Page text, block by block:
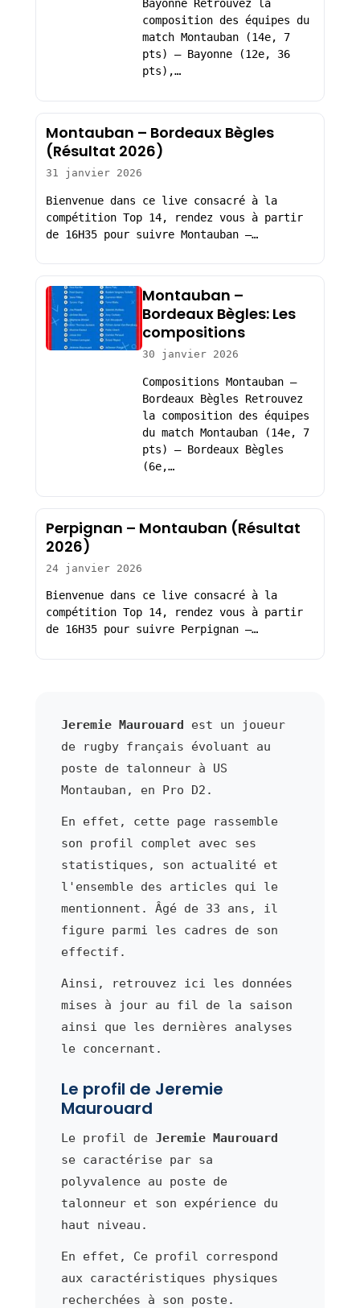
Bayonne Retrouvez la
composition des équipes du
match Montauban (14e, 7
pts) – Bayonne (12e, 36
pts),…
Montauban – Bordeaux Bègles
(Résultat 2026)
31 janvier 2026
Bienvenue dans ce live consacré à la
compétition Top 14, rendez vous à partir
de 16H35 pour suivre Montauban –…
Montauban –
Bordeaux Bègles: Les
compositions
30 janvier 2026
Compositions Montauban –
Bordeaux Bègles Retrouvez
la composition des équipes
du match Montauban (14e, 7
pts) – Bordeaux Bègles
(6e,…
Perpignan – Montauban (Résultat
2026)
24 janvier 2026
Bienvenue dans ce live consacré à la
compétition Top 14, rendez vous à partir
de 16H35 pour suivre Perpignan –…
Jeremie Maurouard est un joueur
de rugby français évoluant au
poste de talonneur à US
Montauban, en Pro D2.
En effet, cette page rassemble
son profil complet avec ses
statistiques, son actualité et
l'ensemble des articles qui le
mentionnent. Âgé de 33 ans, il
figure parmi les cadres de son
effectif.
Ainsi, retrouvez ici les données
mises à jour au fil de la saison
ainsi que les dernières analyses
le concernant.
Le profil de Jeremie
Maurouard
Le profil de Jeremie Maurouard
se caractérise par sa
polyvalence au poste de
talonneur et son expérience du
haut niveau.
En effet, Ce profil correspond
aux caractéristiques physiques
recherchées à son poste.